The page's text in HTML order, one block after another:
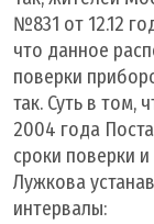
№831 от 12.12
что данное
поверки
так. Суть в том,
2004 года
сроки поверки
Лужкова
интервалы: